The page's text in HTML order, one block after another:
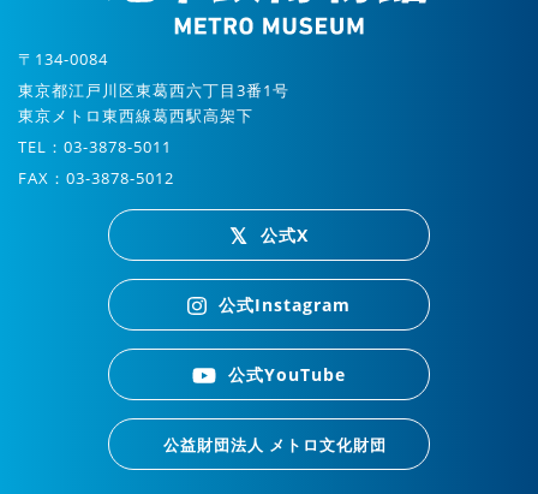
〒134-0084
東京都江戸川区東葛西六丁目3番1号
東京メトロ東西線葛西駅高架下
TEL：03-3878-5011
FAX：03-3878-5012
公式X
公式Instagram
公式YouTube
公益財団法人 メトロ文化財団